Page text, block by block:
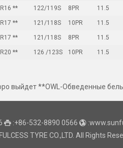
** 122/119S 8PR 11.5
** 121/118S 10PR 11.5
** 121/118S 8PR 11.5
** 126 /123S 10PR 11.5
выйдет **OWL-Обведенные
:+86-532-8890 0566
TYRE CO.,LTD. All Rights